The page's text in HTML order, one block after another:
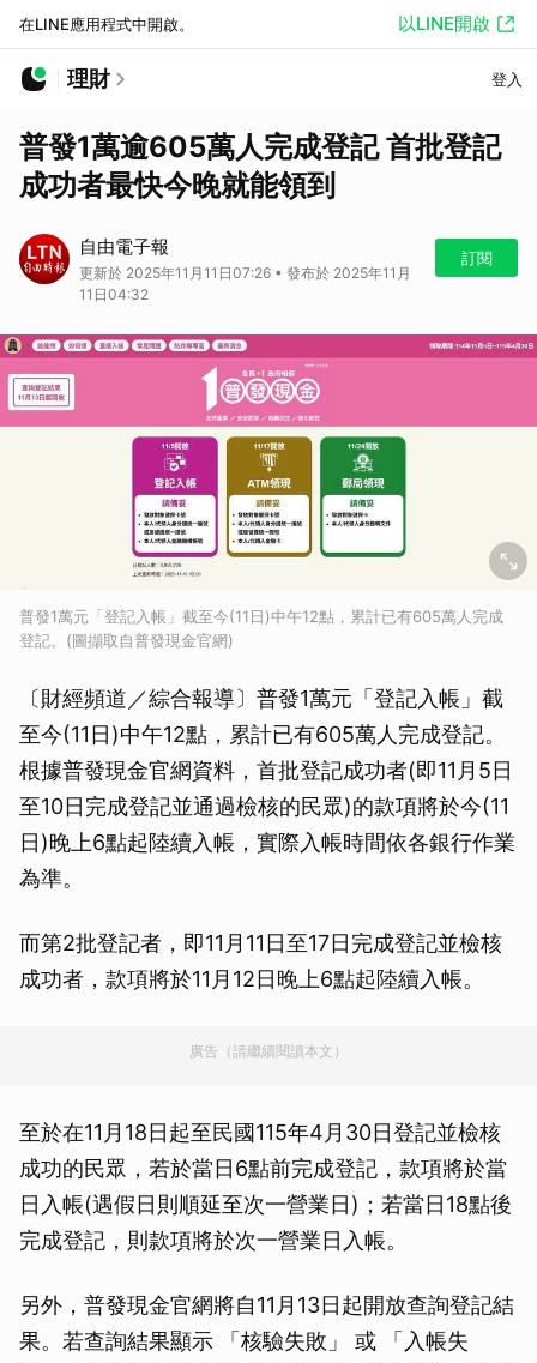
在LINE應用程式中開啟。 以LINE開啟
理財 登入
普發1萬逾605萬人完成登記 首批登記
成功者最快今晚就能領到
自由電子報
更新於 2025年11月11日07:26 • 發布於 2025年11月
11日04:32
訂閱
普發1萬元「登記入帳」截至今(11日)中午12點，累計已有605萬人完成
登記。(圖擷取自普發現金官網)
〔財經頻道／綜合報導〕普發1萬元「登記入帳」截
至今(11日)中午12點，累計已有605萬人完成登記。
根據普發現金官網資料，首批登記成功者(即11月5日
至10日完成登記並通過檢核的民眾)的款項將於今(11
日)晚上6點起陸續入帳，實際入帳時間依各銀行作業
為準。
而第2批登記者，即11月11日至17日完成登記並檢核
成功者，款項將於11月12日晚上6點起陸續入帳。
廣告（請繼續閱讀本文）
至於在11月18日起至民國115年4月30日登記並檢核
成功的民眾，若於當日6點前完成登記，款項將於當
日入帳(遇假日則順延至次一營業日)；若當日18點後
完成登記，則款項將於次一營業日入帳。
另外，普發現金官網將自11月13日起開放查詢登記結
果。若查詢結果顯示 「核驗失敗」 或 「入帳失